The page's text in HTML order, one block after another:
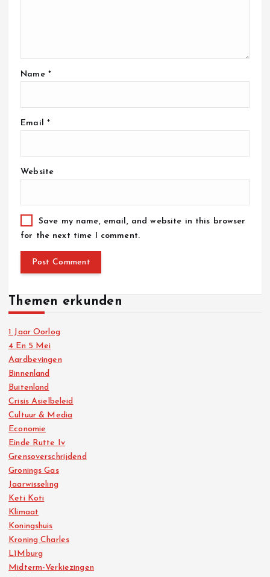
Name *
Email *
Website
Save my name, email, and website in this browser
for the next time I comment.
Themen erkunden
1 Jaar Oorlog
4 En 5 Mei
Aardbevingen
Binnenland
Buitenland
Crisis Asielbeleid
Cultuur & Media
Economie
Einde Rutte Iv
Grensoverschrijdend
Gronings Gas
Jaarwisseling
Keti Koti
Klimaat
Koningshuis
Kroning Charles
L1Mburg
Midterm-Verkiezingen